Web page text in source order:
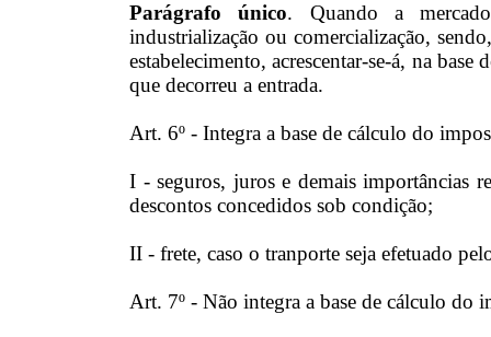
Parágrafo único. Quando a
industrialização ou comercialização,
estabelecimento, acrescentar-se-á, na
que decorreu a entrada.
Art. 6º - Integra a base de cálculo do
I - seguros, juros e demais importâncias
descontos concedidos sob condição;
II - frete, caso o tranporte seja efetuado
Art. 7º - Não integra a base de cálculo do